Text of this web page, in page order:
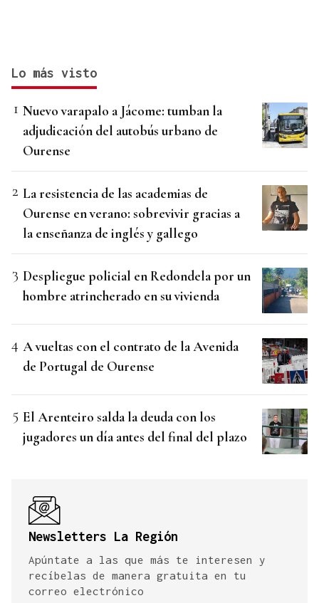
Lo más visto
Nuevo varapalo a Jácome: tumban la
adjudicación del autobús urbano de
Ourense
La resistencia de las academias de
Ourense en verano: sobrevivir gracias a
la enseñanza de inglés y gallego
Despliegue policial en Redondela por un
hombre atrincherado en su vivienda
A vueltas con el contrato de la Avenida
de Portugal de Ourense
El Arenteiro salda la deuda con los
jugadores un día antes del final del plazo
Newsletters La Región
Apúntate a las que más te interesen y
recíbelas de manera gratuita en tu
correo electrónico